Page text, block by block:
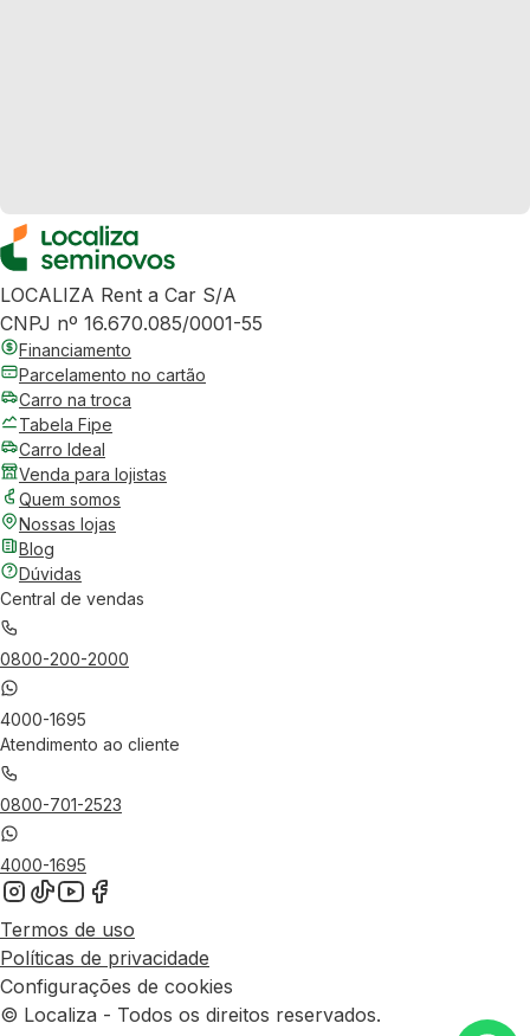
LOCALIZA Rent a Car S/A
CNPJ nº 16.670.085/0001-55
Financiamento
Parcelamento no cartão
Carro na troca
Tabela Fipe
Carro Ideal
Venda para lojistas
Quem somos
Nossas lojas
Blog
Dúvidas
Central de vendas
0800-200-2000
4000-1695
Atendimento ao cliente
0800-701-2523
4000-1695
Termos de uso
Políticas de privacidade
Configurações de cookies
© Localiza - Todos os direitos reservados.